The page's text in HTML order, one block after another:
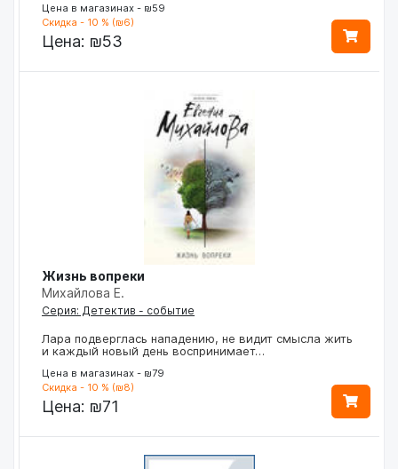
Цена в магазинах - ₪59
Скидка - 10 % (₪6)
Цена: ₪53
Жизнь вопреки
Михайлова Е.
Серия: Детектив - событие
Лара подверглась нападению, не видит смысла жить
и каждый новый день воспринимает…
Цена в магазинах - ₪79
Скидка - 10 % (₪8)
Цена: ₪71